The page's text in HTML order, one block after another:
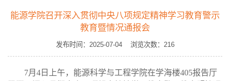
能源学院召开深入贯彻中央八项规定精神学习教育警示
教育暨情况通报会
发布时间：2025-07-04 浏览次数： 216
7月 4 日上午，能源科学与工程学院在学海楼405报告厅